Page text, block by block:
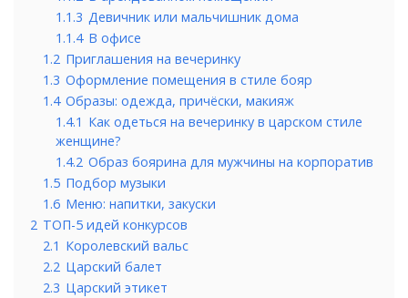
1.1.3 Девичник или мальчишник дома
1.1.4 В офисе
1.2 Приглашения на вечеринку
1.3 Оформление помещения в стиле бояр
1.4 Образы: одежда, причёски, макияж
1.4.1 Как одеться на вечеринку в царском стиле
женщине?
1.4.2 Образ боярина для мужчины на корпоратив
1.5 Подбор музыки
1.6 Меню: напитки, закуски
2 ТОП-5 идей конкурсов
2.1 Королевский вальс
2.2 Царский балет
2.3 Царский этикет